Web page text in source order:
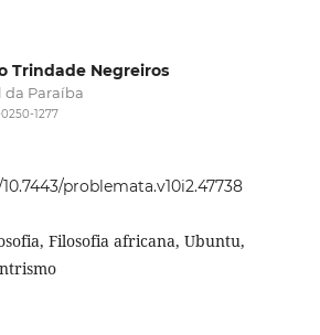
Trindade Negreiros
da Paraíba
1277
problemata.v10i2.47738
Filosofia africana, Ubuntu,